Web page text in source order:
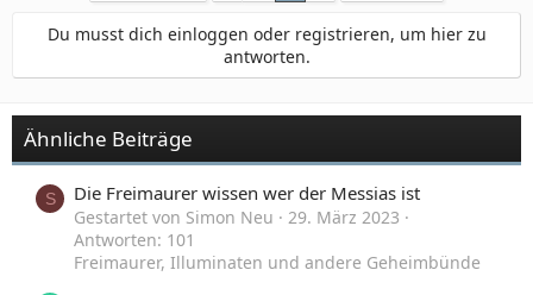
o
e
:
Du musst dich einloggen oder registrieren, um hier zu
antworten.
Ähnliche Beiträge
S Die Freimaurer wissen wer der Messias ist
Gestartet von Simon Neu
29. März 2023
Antworten: 101
Freimaurer, Illuminaten und andere Geheimbünde